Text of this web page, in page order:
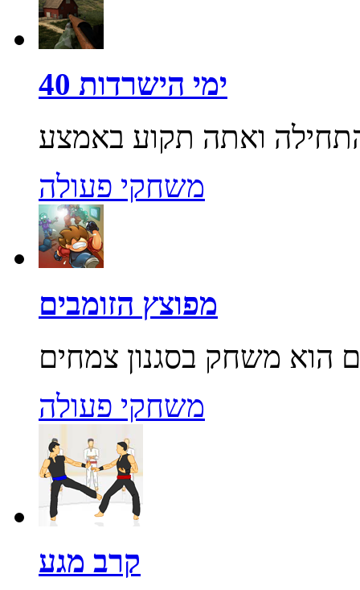
40 ימי הישרדות
משחקי פעולה
מפוצץ הזומבים
משחקי פעולה
קרב מגע